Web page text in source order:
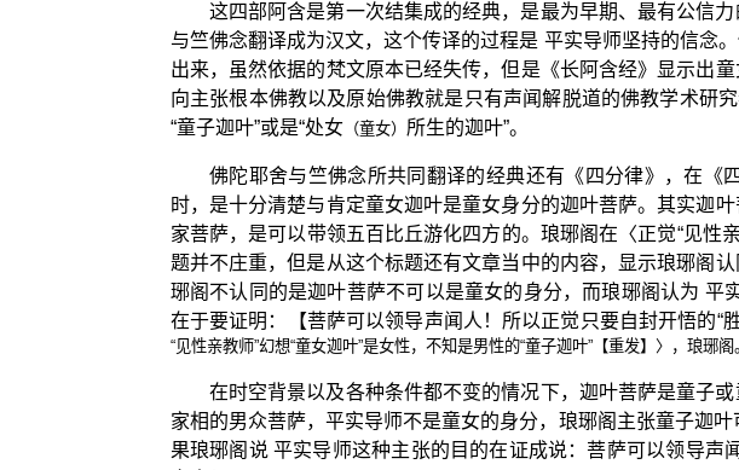
这四部阿含是第一次结集成的经典，是最为早期、最有公信
与竺佛念翻译成为汉文，这个传译的过程是 平实导师坚持的信念
出来，虽然依据的梵文原本已经失传，但是《长阿含经》显示出
向主张根本佛教以及原始佛教就是只有声闻解脱道的佛教学术研
“童子迦叶”或是“处女（童女） 所生的迦叶”。
佛陀耶舍与竺佛念所共同翻译的经典还有《四分律》，在《
时，是十分清楚与肯定童女迦叶是童女身分的迦叶菩萨。其实迦
家菩萨，是可以带领五百比丘游化四方的。琅琊阁在〈正觉“见性
题并不庄重，但是从这个标题还有文章当中的内容，显示琅琊阁
琊阁不认同的是迦叶菩萨不可以是童女的身分，而琅琊阁认为 平
在于要证明：【菩萨可以领导声闻人！所以正觉只要自封开悟的“
“见性亲教师”幻想“童女迦叶”是女性，不知是男性的“童子迦叶”【重发】〉，琅琊阁
在时空背景以及各种条件都不变的情况下，迦叶菩萨是童子
家相的男众菩萨，平实导师不是童女的身分，琅琊阁主张童子迦
果琅琊阁说 平实导师这种主张的目的在证成说：菩萨可以领导声